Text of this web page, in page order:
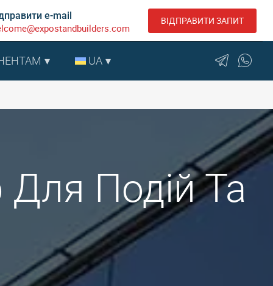
e-mail ВІДПРАВИТИ ЗАПИТ
UA
Для Подій Та